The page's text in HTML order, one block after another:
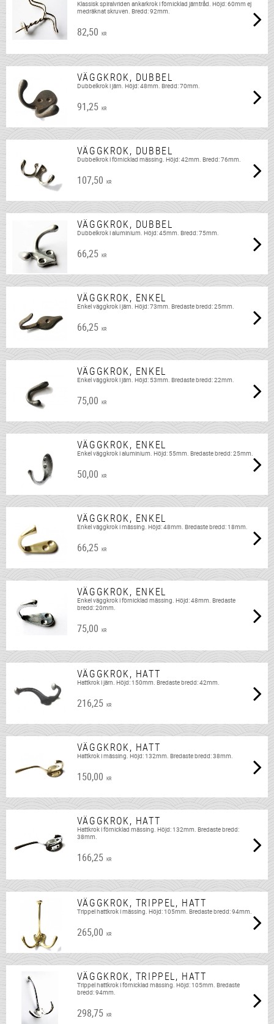
Klassisk spiralvriden ankarkrok i förnicklad järntråd. Höjd: 60mm ej
medräknat skruven. Bredd: 92mm.
82,50 KR
VÄGGKROK, DUBBEL
Dubbelkrok i järn. Höjd: 48mm. Bredd: 70mm.
91,25 KR
VÄGGKROK, DUBBEL
Dubbelkrok i förnicklad mässing. Höjd: 42mm. Bredd: 76mm.
107,50 KR
VÄGGKROK, DUBBEL
Dubbelkrok i aluminium. Höjd: 45mm. Bredd: 75mm.
66,25 KR
VÄGGKROK, ENKEL
Enkel väggkrok i järn. Höjd: 73mm. Bredaste bredd: 25mm.
66,25 KR
VÄGGKROK, ENKEL
Enkel väggkrok i järn. Höjd: 53mm. Bredaste bredd: 22mm.
75,00 KR
VÄGGKROK, ENKEL
Enkel väggkrok i aluminium. Höjd: 55mm. Bredaste bredd: 25mm.
50,00 KR
VÄGGKROK, ENKEL
Enkel väggkrok i mässing. Höjd: 48mm. Bredaste bredd: 18mm.
66,25 KR
VÄGGKROK, ENKEL
Enkel väggkrok i förnicklad mässing. Höjd: 48mm. Bredaste
bredd: 20mm.
75,00 KR
VÄGGKROK, HATT
Hattkrok i järn. Höjd: 150mm. Bredaste bredd: 42mm.
216,25 KR
VÄGGKROK, HATT
Hattkrok i mässing. Höjd: 132mm. Bredaste bredd: 38mm.
150,00 KR
VÄGGKROK, HATT
Hattkrok i förnicklad mässing. Höjd: 132mm. Bredaste bredd:
38mm.
166,25 KR
VÄGGKROK, TRIPPEL, HATT
Trippel hattkrok i mässing. Höjd: 105mm. Bredaste bredd: 94mm.
265,00 KR
VÄGGKROK, TRIPPEL, HATT
Trippel hattkrok i förnicklad mässing. Höjd: 105mm. Bredaste
bredd: 94mm.
298,75 KR